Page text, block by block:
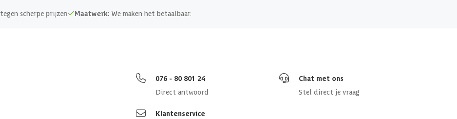
tegen scherpe prijzen Maatwerk: We maken het betaalbaar.
076 - 80 801 24
Direct antwoord
Chat met ons
Stel direct je vraag
Klantenservice